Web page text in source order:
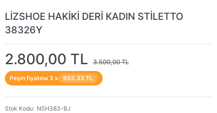
LİZSHOE HAKİKİ DERİ KADIN STİLETTO
38326Y
2.800,00 TL 3.500,00 TL
Peşin fiyatına 3 x 933,33 TL
Stok Kodu
NSH383-BJ